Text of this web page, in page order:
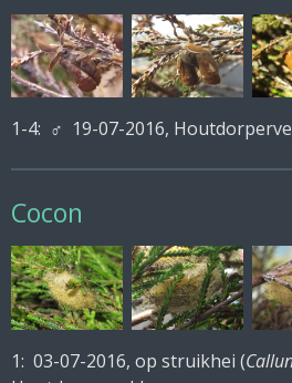
1-4: ♂ 19-07-2016,
Cocon
1: 03-07-2016, op struikhei (